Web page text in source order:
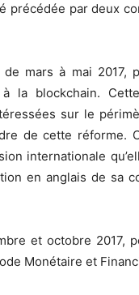
précédée par deux
de mars à mai 2017,
la blockchain.
sur le
de cette réforme.
internationale
en anglais de sa
et octobre 2017,
Monétaire et